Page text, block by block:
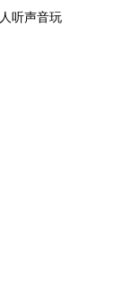
深
听声音玩